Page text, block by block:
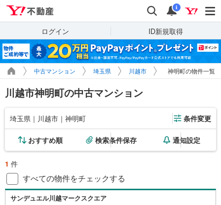
検索 通知
i
ログイン ID新規取得
中古マンション 埼玉県 川越市 神明町の物件一覧
川越市神明町の中古マンション
埼玉県｜川越市｜神明町 条件変更
おすすめ順 検索条件保存 通知設定
1 件
すべての物件をチェックする
サンデュエル川越マークスクエア